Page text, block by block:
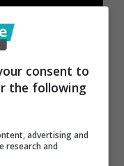
Pino D’Amici
la difesa
. E l’ha fatto
segretario
dovuto
chiama?
consent to
the following
advertising and
research and